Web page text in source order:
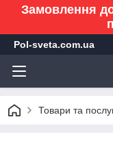
Замовлення
Pol-sveta.com.ua
Товари та